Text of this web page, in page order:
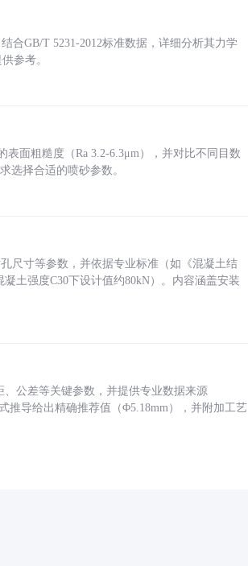
合GB/T 5231-2012标准数据，详细分析其力学
参考。
面粗糙度（Ra 3.2-6.3μm），并对比不同目数
选择合适的喷砂参数。
尺寸等参数，并依据专业标准（如《混凝土结
土强度C30下设计值约80kN）。内容涵盖安装
公差等关键参数，并提供专业数据来源
推导给出精确推荐值（Φ5.18mm），并附加工艺